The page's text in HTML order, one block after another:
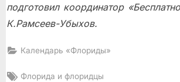
подготовил координатор
К.Рамсеев-Убыхов.
Календарь «Флориды»
Tags:
Флорида и флоридцы